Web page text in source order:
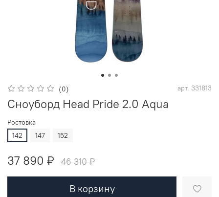
(0) арт. 331813
Сноуборд Head Pride 2.0 Aqua
Ростовка
142
147 152
37 890 ₽ 46 310 ₽
В корзину